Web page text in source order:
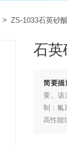
> ZS-1033石英砂
石英
简要描
要。该
制：氟
高性能